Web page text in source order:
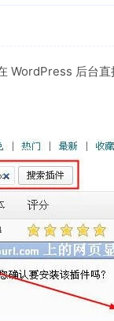
WordPress 后台直